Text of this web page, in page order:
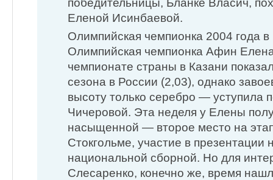
Еленой Исинбаевой.
Олимпийская чемпионка 2004 года
Олимпийская чемпионка Афин
чемпионате страны в Казани
сезона в России (2,03), однако
высоту только серебро — уступила
Чичеровой. Эта неделя у Елены
насыщенной — второе место на
Стокгольме, участие в
национальной сборной. Но для
Слесаренко, конечно же, время